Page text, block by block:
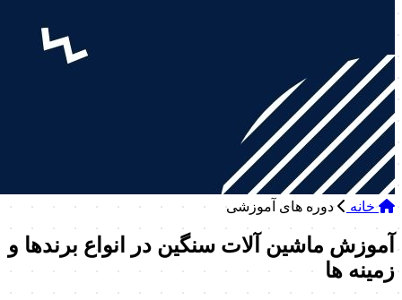
خانه دوره های آموزشی
آموزش ماشین آلات سنگین در انواع برندها و
زمینه ها